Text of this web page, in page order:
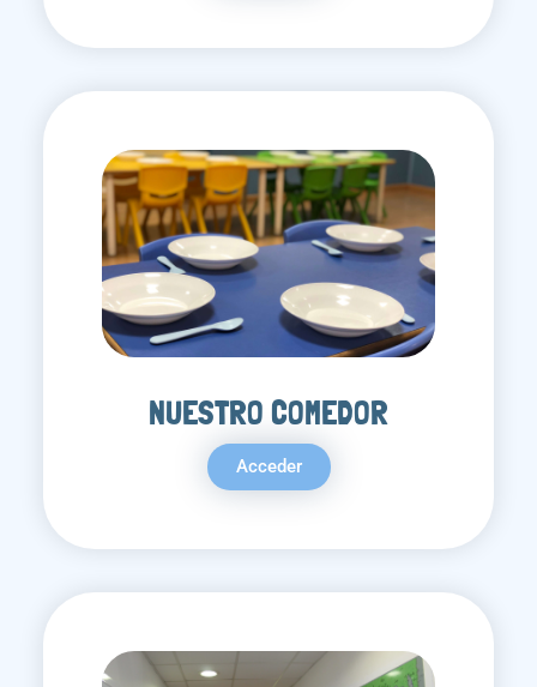
NUESTRO COMEDOR
Acceder